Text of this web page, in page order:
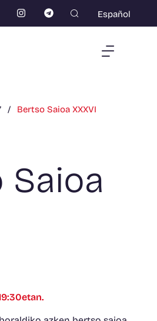
Español
/ Bertso Saioa XXXVI